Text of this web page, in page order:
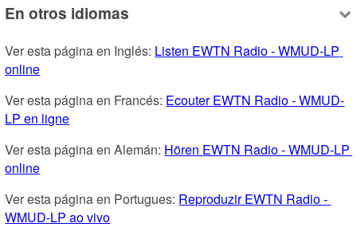
En otros idiomas
Ver esta página en Inglés: Listen EWTN Radio - WMUD-LP
online
Ver esta página en Francés: Ecouter EWTN Radio - WMUD-
LP en ligne
Ver esta página en Alemán: Hören EWTN Radio - WMUD-LP
online
Ver esta página en Portugues: Reproduzir EWTN Radio -
WMUD-LP ao vivo